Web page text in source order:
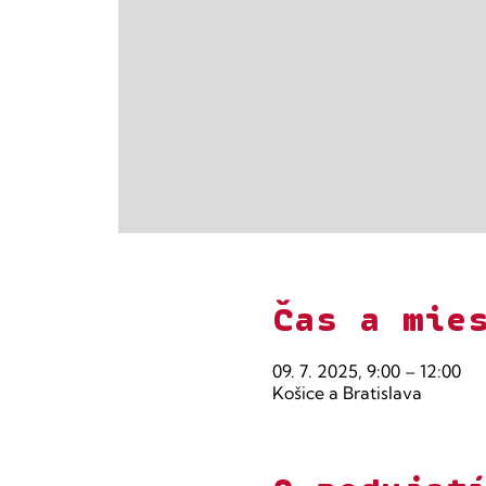
Čas a
09. 7. 2025, 9:00 – 12:00
Košice a Bratislava